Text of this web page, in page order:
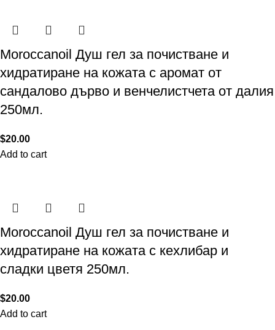
Moroccanoil Душ гел за почистване и
хидратиране на кожата с аромат от
сандалово дърво и венчелистчета от далия
250мл.
$20.00
Add to cart
Moroccanoil Душ гел за почистване и
хидратиране на кожата с кехлибар и
сладки цветя 250мл.
$20.00
Add to cart